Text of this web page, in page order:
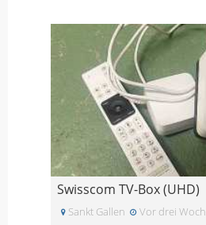
Swisscom TV-Box (UHD)
Sankt Gallen Vor drei